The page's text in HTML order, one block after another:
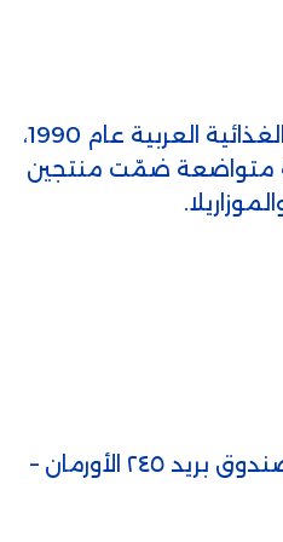
تأسست شركة الصناعات الغذائية العربية عام 1990،
متواضعة ضمّت منتجين
٣٢ ج شارع مراد – الجيزة، صندوق بريد ٢٤٥ الأورمان –